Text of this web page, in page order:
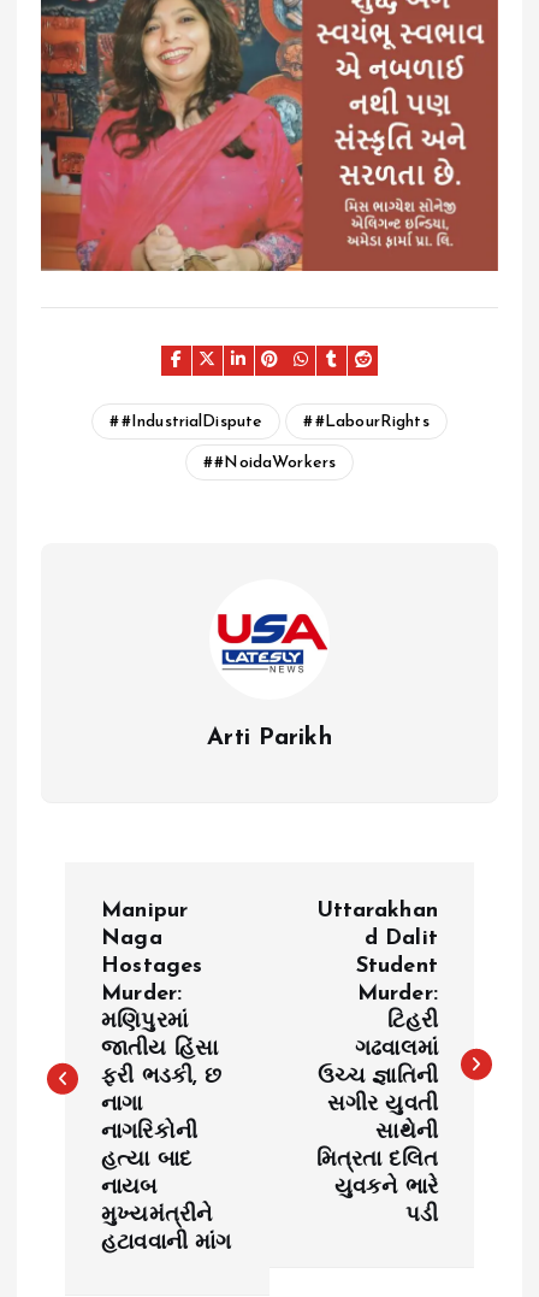
#IndustrialDispute #LabourRights
#NoidaWorkers
Arti Parikh
t
Manipur
Naga
Hostages
Murder:
મણિપુરમાં
જાતીય હિંસા
ફરી ભડકી, છ
નાગા
નાગરિકોની
હત્યા બાદ
નાયબ
મુખ્યમંત્રીને
હટાવવાની માંગ
Uttarakhan
d Dalit
Student
Murder:
ટિહરી
ગઢવાલમાં
ઉચ્ચ જ્ઞાતિની
સગીર યુવતી
સાથેની
મિત્રતા દલિત
યુવકને ભારે
પડી